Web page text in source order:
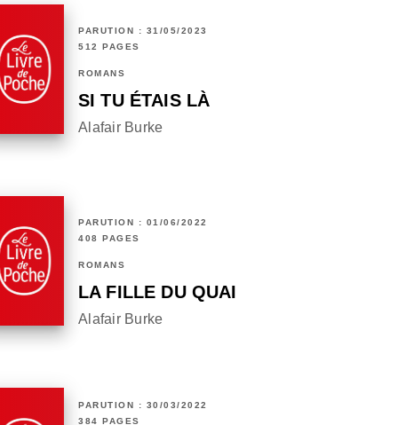
PARUTION : 31/05/2023
512 PAGES
ROMANS
SI TU ÉTAIS LÀ
Alafair Burke
PARUTION : 01/06/2022
408 PAGES
ROMANS
LA FILLE DU QUAI
Alafair Burke
PARUTION : 30/03/2022
384 PAGES